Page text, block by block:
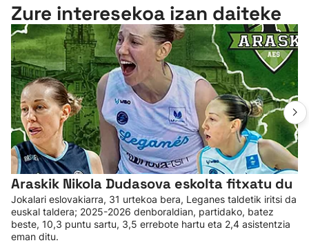
Zure interesekoa izan daiteke
Araskik Nikola Dudasova eskolta fitxatu du
Jokalari eslovakiarra, 31 urtekoa bera, Leganes taldetik iritsi da
euskal taldera; 2025-2026 denboraldian, partidako, batez
beste, 10,3 puntu sartu, 3,5 errebote hartu eta 2,4 asistentzia
eman ditu.